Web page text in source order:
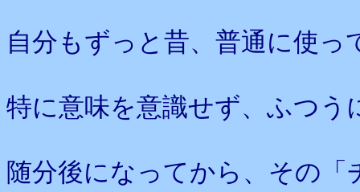
自分もずっと昔、普通に使っ
特に意味を意識せず、ふつう
随分後になってから、その